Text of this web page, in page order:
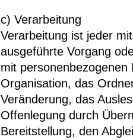
c) Verarbeitung
Verarbeitung ist jeder
ausgeführte Vorgang
mit
Organisation, das
Veränderung, das
Offenlegung durch
Bereitstellung, den